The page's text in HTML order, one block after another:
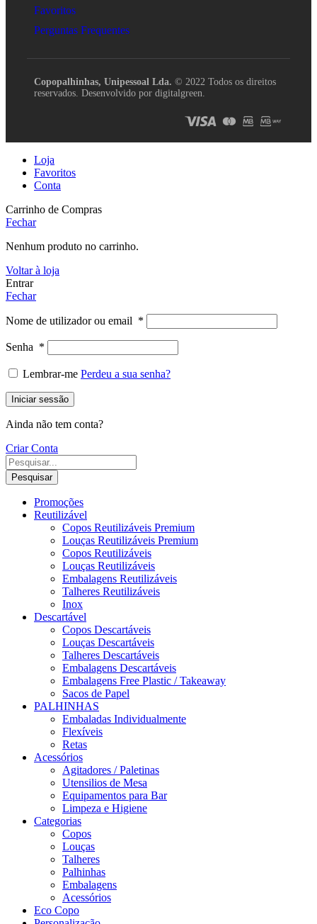
Favoritos
Perguntas Frequentes
Copopalhinhas, Unipessoal Lda. © 2022 Todos os direitos
reservados. Desenvolvido por digitalgreen.
Loja
Favoritos
Conta
Carrinho de Compras
Fechar
Nenhum produto no carrinho.
Voltar à loja
Entrar
Fechar
Nome de utilizador ou email *
Senha *
Lembrar-me Perdeu a sua senha?
Iniciar sessão
Ainda não tem conta?
Criar Conta
Pesquisar
Promoções
Reutilizável
Copos Reutilizáveis Premium
Louças Reutilizáveis Premium
Copos Reutilizáveis
Louças Reutilizáveis
Embalagens Reutilizáveis
Talheres Reutilizáveis
Inox
Descartável
Copos Descartáveis
Louças Descartáveis
Talheres Descartáveis
Embalagens Descartáveis
Embalagens Free Plastic / Takeaway
Sacos de Papel
PALHINHAS
Embaladas Individualmente
Flexíveis
Retas
Acessórios
Agitadores / Paletinas
Utensilios de Mesa
Equipamentos para Bar
Limpeza e Higiene
Categorias
Copos
Louças
Talheres
Palhinhas
Embalagens
Acessórios
Eco Copo